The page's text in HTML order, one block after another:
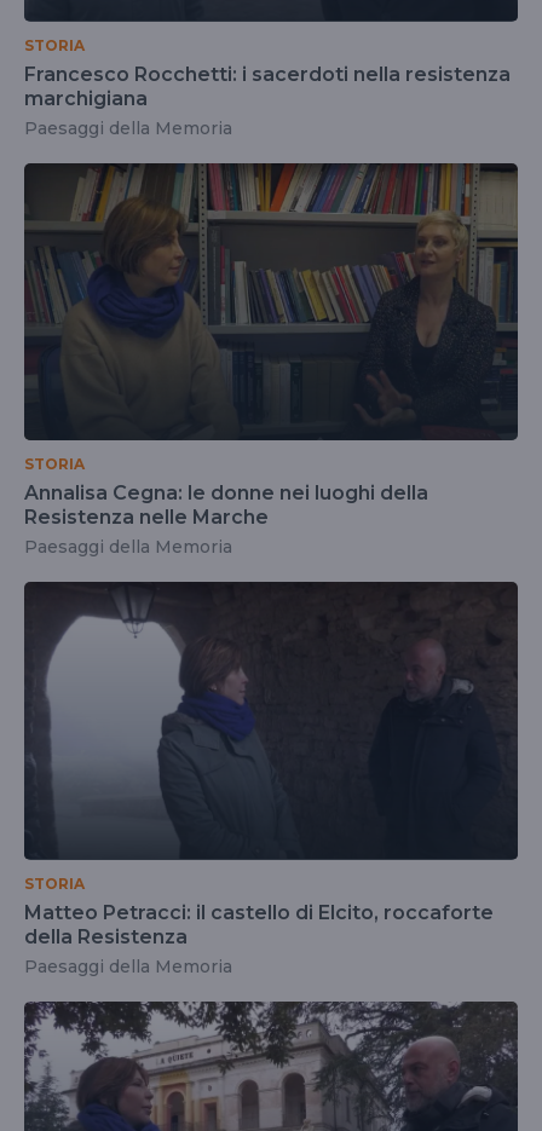
STORIA
Francesco Rocchetti: i sacerdoti nella resistenza
marchigiana
Paesaggi della Memoria
STORIA
Annalisa Cegna: le donne nei luoghi della
Resistenza nelle Marche
Paesaggi della Memoria
STORIA
Matteo Petracci: il castello di Elcito, roccaforte
della Resistenza
Paesaggi della Memoria